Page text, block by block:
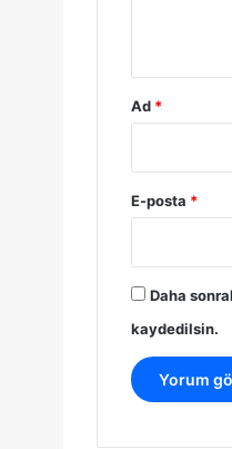
Ad *
E-posta *
Daha
kaydedilsin.